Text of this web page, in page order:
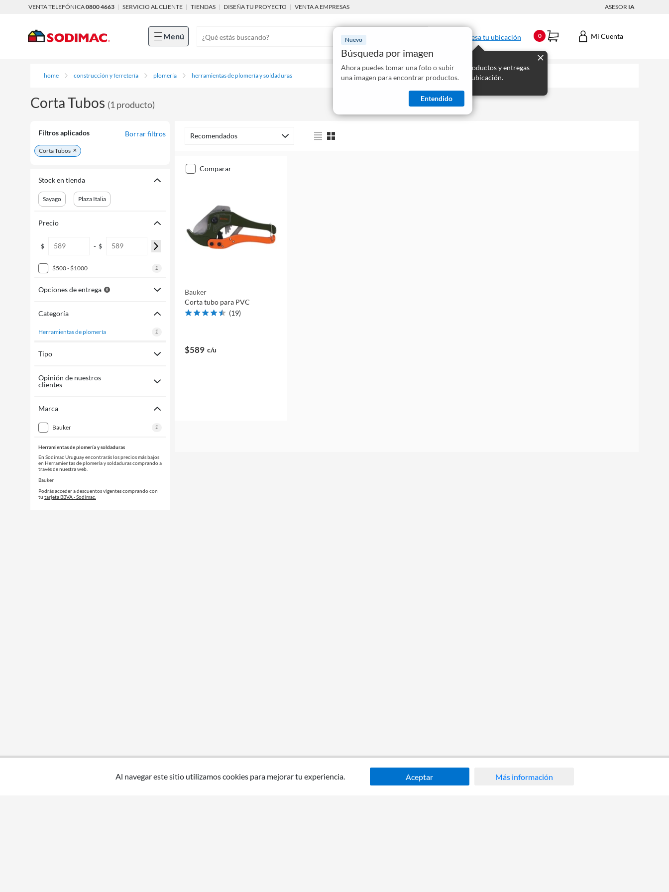
VENTA TELEFÓNICA0800 4663 | SERVICIO AL CLIENTE | TIENDAS | DISEÑA TU PROYECTO | VENTA A EMPRESAS ASESOR IA
Menú Nuevo
Búsqueda por imagen
Ahora puedes tomar una foto o subir
una imagen para encontrar productos.
Entendido
Ingresa tu ubicación
Mostraremos los productos y entregas
disponibles para tu ubicación.
0 Mi Cuenta
home construcción y ferretería plomería herramientas de plomería y soldaduras
Corta Tubos (1 producto)
Filtros aplicados Borrar filtros
Corta Tubos
Stock en tienda
Sayago Plaza Italia
Precio
$ - $
$500 - $1000 1
Opciones de entrega
Categoría
herramientas de plomería 1
Tipo
Opinión de nuestros
clientes
Marca
bauker 1
Herramientas de plomería y soldaduras
En Sodimac Uruguay encontrarás los precios más bajos
en Herramientas de plomería y soldaduras comprando a
través de nuestra web.
Bauker
Podrás acceder a descuentos vigentes comprando con
tu tarjeta BBVA - Sodimac.
Recomendados
comparar
Bauker
Corta tubo para PVC
(19)
$589 c/u
Al navegar este sitio utilizamos cookies para mejorar tu experiencia. Aceptar Más información